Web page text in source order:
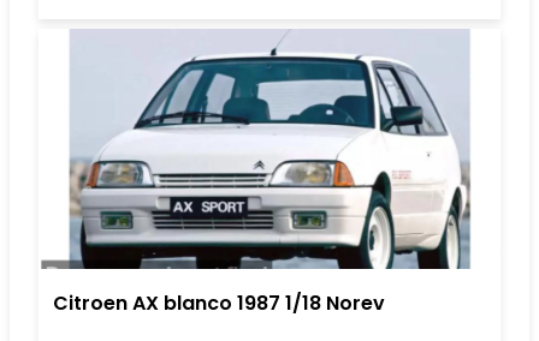
Citroen AX blanco 1987 1/18 Norev